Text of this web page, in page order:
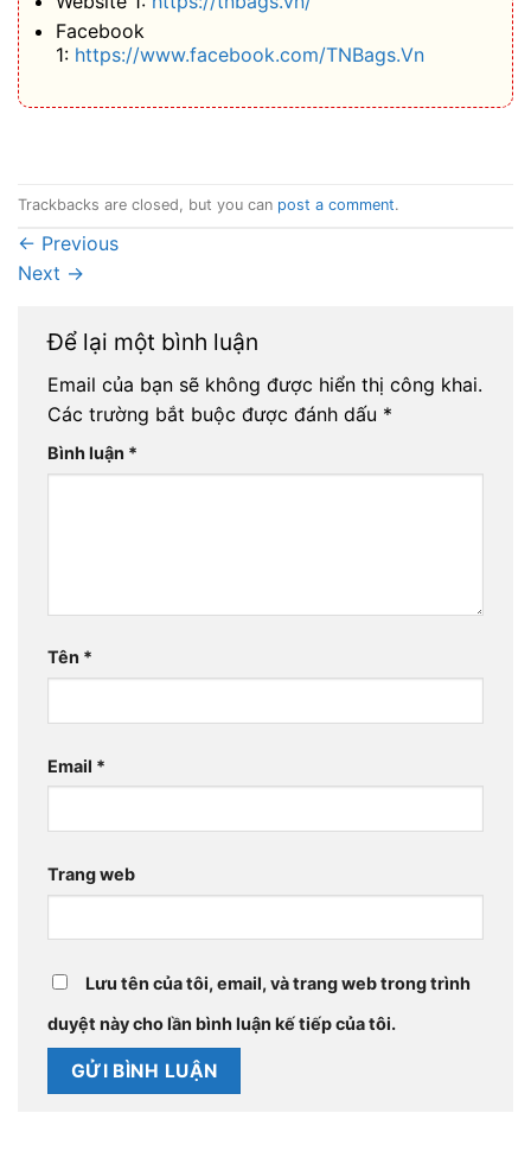
Facebook
1: https://www.facebook.com/TNBags.Vn
Trackbacks are closed, but you can post a comment.
← Previous
Next →
Để lại một bình luận
Email của bạn sẽ không được hiển thị công khai.
Các trường bắt buộc được đánh dấu *
Bình luận *
Tên *
Email *
Trang web
Lưu tên của tôi, email, và trang web trong trình
duyệt này cho lần bình luận kế tiếp của tôi.